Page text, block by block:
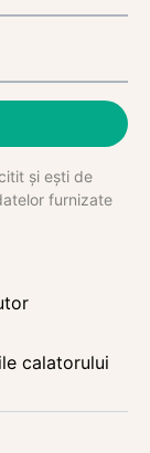
și ești de
furnizate
calatorului